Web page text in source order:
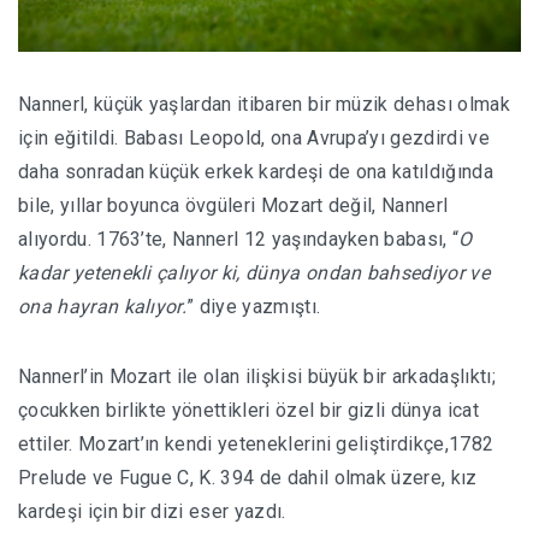
Nannerl, küçük yaşlardan itibaren bir müzik dehası olmak
için eğitildi. Babası Leopold, ona Avrupa’yı gezdirdi ve
daha sonradan küçük erkek kardeşi de ona katıldığında
bile, yıllar boyunca övgüleri Mozart değil, Nannerl
alıyordu. 1763’te, Nannerl 12 yaşındayken babası, “O
kadar yetenekli çalıyor ki, dünya ondan bahsediyor ve
ona hayran kalıyor.” diye yazmıştı.
Nannerl’in Mozart ile olan ilişkisi büyük bir arkadaşlıktı;
çocukken birlikte yönettikleri özel bir gizli dünya icat
ettiler. Mozart’ın kendi yeteneklerini geliştirdikçe,1782
Prelude ve Fugue C, K. 394 de dahil olmak üzere, kız
kardeşi için bir dizi eser yazdı.